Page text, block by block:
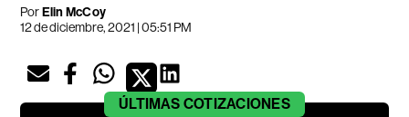
PorElin McCoy
12 de diciembre, 2021 | 05:51 PM
ÚLTIMAS COTIZACIONES